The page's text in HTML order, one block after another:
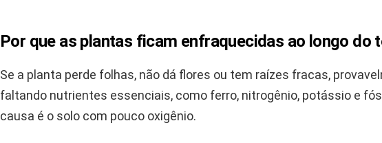
Por que as plantas ficam enfraquecidas ao longo do
Se a planta perde folhas, não dá flores ou tem raízes fracas,
faltando nutrientes essenciais, como ferro, nitrogênio, potássio e
causa é o solo com pouco oxigênio.